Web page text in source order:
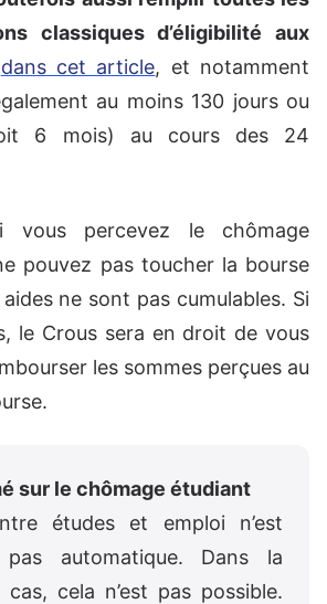
classiques d’éligibilité aux
dans cet article, et notamment
au moins 130 jours ou
6 mois) au cours des 24
vous percevez le chômage
pouvez pas toucher la bourse
ne sont pas cumulables. Si
le Crous sera en droit de vous
les sommes perçues au
sur le chômage étudiant
études et emploi n’est
pas automatique. Dans la
cela n’est pas possible.